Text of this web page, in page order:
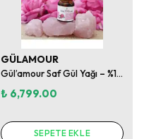
GÜLAMOUR
Gül’amour Saf Gül Yağı – %100 Saf Isparta Gülü Yağı (Rosa Damascena) 2.5 ml Cam Damlalıklı Şişe
₺ 6,799.00
SEPETE EKLE